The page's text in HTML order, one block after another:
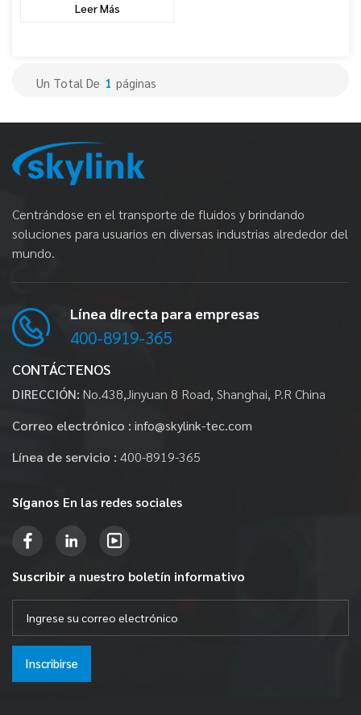
Leer Más
Un Total De 1 Páginas
Centrándose en el transporte de fluidos y brindando
soluciones para usuarios en diversas industrias alrededor del
mundo.
Línea directa para empresas
400-8919-365
CONTÁCTENOS
DIRECCIÓN: No.438,Jinyuan 8 Road, Shanghai, P.R China
Correo electrónico : info@skylink-tec.com
Línea de servicio : 400-8919-365
Síganos En las redes sociales
Suscribir a nuestro boletín informativo
Inscribirse